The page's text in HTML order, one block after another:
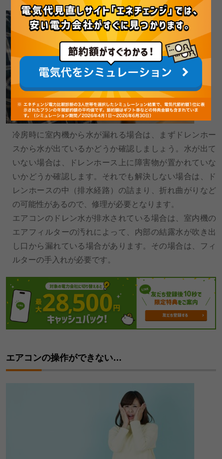
冷房時に室内機から水が漏れる場合は、まずドレンホー
スから水が出ているかどうか確認しましょう。水が出て
いない場合は、ドレンホース上に障害物が置かれていな
いかどうか確認します。それでも解決しない場合は、ド
レンホースの中（排水経路）の詰まり、折れ曲がりなど
の可能性があるので、修理が必要となります。
エアコンのドレン水が排水されている場合は、室内機の
エアフィルターの汚れによって、内部の結露水が吹き出
し口から漏れている場合があります。その場合は、フィ
ルターの手入れが必要です。
エアコンの操作ができない…